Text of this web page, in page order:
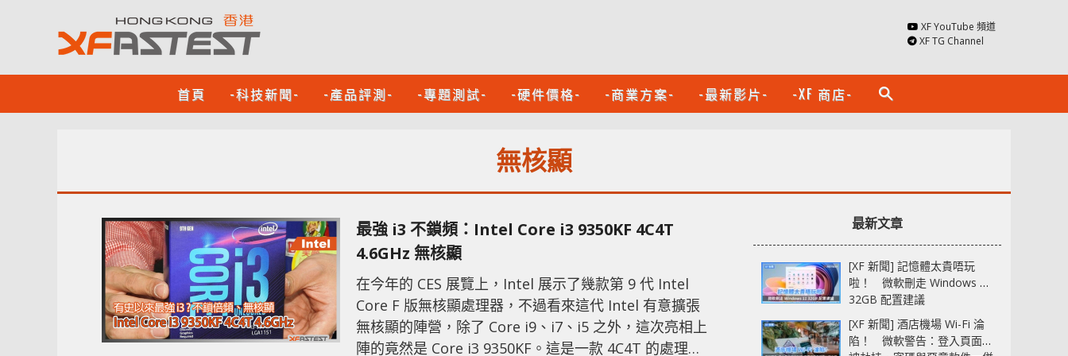
XF YouTube 頻道
XF TG Channel
首頁 -科技新聞- -產品評測- -專題測試- -硬件價格- -商業方案- -最新影片- -XF 商店- search
無核顯
最強 i3 不鎖頻：Intel Core i3 9350KF 4C4T
4.6GHz 無核顯
在今年的 CES 展覽上，Intel 展示了幾款第 9 代 Intel
Core F 版無核顯處理器，不過看來這代 Intel 有意擴張
無核顯的陣營，除了 Core i9、i7、i5 之外，這次亮相上
陣的竟然是 Core i3 9350KF。這是一款 4C4T 的處理
最新文章
[XF 新聞] 記憶體太貴唔玩
啦！ 微軟刪走 Windows 11
32GB 配置建議
[XF 新聞] 酒店機場 Wi-Fi 淪
陷！ 微軟警告：登入頁面可